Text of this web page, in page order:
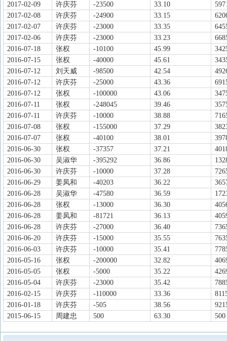
2017-02-09
许庆芬 -23500 33.10
2017-02-08
许庆芬 -24900 33.15
2017-02-07
许庆芬 -23000 33.35
2017-02-06
许庆芬 -23000 33.23
2016-07-18
张权 -10100 45.99
2016-07-15
张权 -40000 45.61
2016-07-12
刘天威 -98500 42.54
2016-07-12
许庆芬 -25000 43.36
2016-07-12
张权 -100000 43.06
2016-07-11
张权 -248045 39.46
2016-07-11
许庆芬 -10000 38.88
2016-07-08
张权 -155000 37.29
2016-07-07
张权 -40100 38.01
2016-06-30
张权 -37357 37.21
2016-06-30
吴淑华 -395292 36.86
2016-06-30
许庆芬 -10000 37.28
2016-06-29
姜凤和 -40203 36.22
2016-06-28
吴淑华 -47580 36.59
2016-06-28
张权 -13000 36.30
2016-06-28
姜凤和 -81721 36.13
2016-06-28
许庆芬 -27000 36.40
2016-06-20
许庆芬 -15000 35.55
2016-06-03
许庆芬 -10000 35.41
2016-05-16
张权 -200000 32.82
2016-05-05
张权 -5000 35.22
2016-05-04
许庆芬 -23000 35.42
2016-02-15
许庆芬 -110000 33.36
2016-01-18
许庆芬 -505 38.56
2015-06-15
周建忠 500 63.30 500